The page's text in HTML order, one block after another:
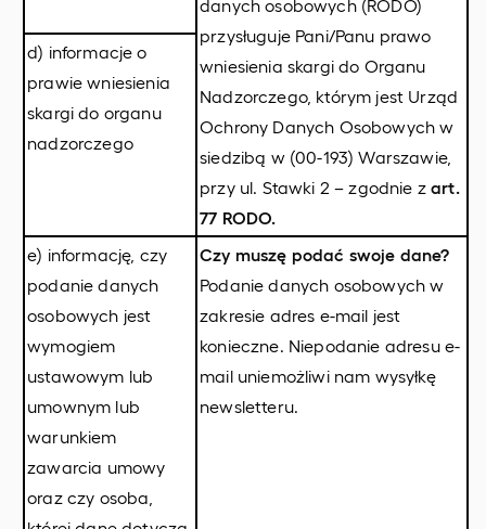
danych osobowych (RODO)
przysługuje Pani/Panu prawo
wniesienia skargi do Organu
Nadzorczego, którym jest Urząd
Ochrony Danych Osobowych w
siedzibą w (00-193) Warszawie,
przy ul. Stawki 2 – zgodnie zart.
77 RODO.
d) informacje o
prawie wniesienia
skargi do organu
nadzorczego
e) informację, czy
podanie danych
osobowych jest
wymogiem
ustawowym lub
umownym lub
warunkiem
zawarcia umowy
oraz czy osoba,
Czy muszę podać swoje dane?
Podanie danych osobowych w
zakresie adres e-mail jest
konieczne. Niepodanie adresu e-
mail uniemożliwi nam wysyłkę
newsletteru.